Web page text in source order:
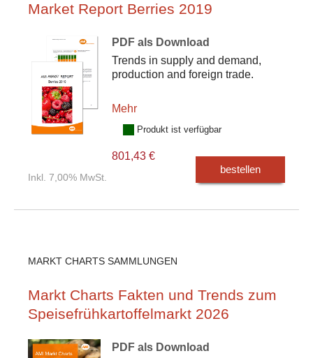
Market Report Berries 2019
PDF als Download
Trends in supply and demand,
production and foreign trade.
Mehr
Produkt ist verfügbar
801,43 €
Inkl. 7,00% MwSt.
bestellen
MARKT CHARTS SAMMLUNGEN
Markt Charts Fakten und Trends zum
Speisefrühkartoffelmarkt 2026
PDF als Download